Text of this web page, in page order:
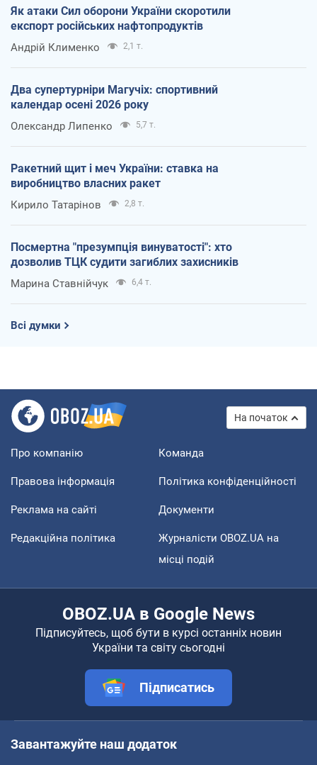
Як атаки Сил оборони України скоротили
експорт російських нафтопродуктів
Андрій Клименко 2,1 т.
Два супертурніри Магучіх: спортивний
календар осені 2026 року
Олександр Липенко 5,7 т.
Ракетний щит і меч України: ставка на
виробництво власних ракет
Кирило Татарінов 2,8 т.
Посмертна "презумпція винуватості": хто
дозволив ТЦК судити загиблих захисників
Марина Ставнійчук 6,4 т.
Всі думки
На початок
Про компанію Команда
Правова інформація Політика конфіденційності
Реклама на сайті Документи
Редакційна політика
Журналісти OBOZ.UA на
місці подій
OBOZ.UA в Google News
Підписуйтесь, щоб бути в курсі останніх новин
України та світу сьогодні
Підписатись
Завантажуйте наш додаток